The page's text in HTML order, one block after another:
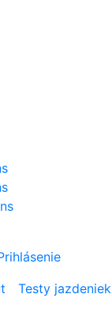
Testy jazdeniek